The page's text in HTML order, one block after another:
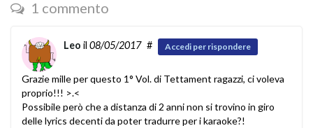
1 commento
Leo il 08/05/2017 # Accedi per rispondere
Grazie mille per questo 1° Vol. di Tettament ragazzi, ci voleva
proprio!!! >.<
Possibile però che a distanza di 2 anni non si trovino in giro
delle lyrics decenti da poter tradurre per i karaoke?!